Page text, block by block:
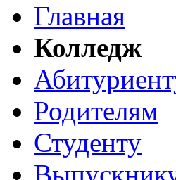
Главная
Колледж
Родителям
Студенту